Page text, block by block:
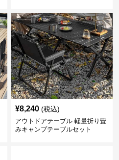
¥8,240 (税込)
アウトドアテーブル 軽量折り畳
みキャンプテーブルセット